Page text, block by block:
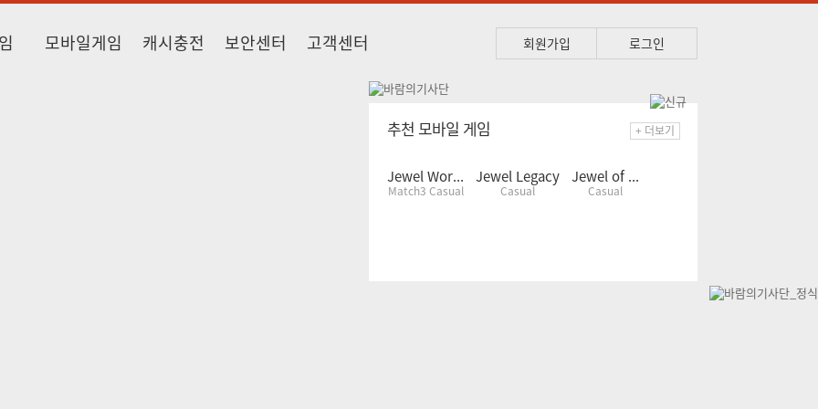
모바일게임 캐시충전 보안센터 고객센터 회원가입 로그인
추천 모바일 게임 + 더보기
Jewel Wor...
Match3 Casual
Jewel Legacy
Casual
Jewel of ...
Casual